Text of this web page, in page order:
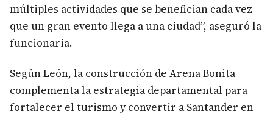
múltiples actividades que se benefician cada vez
que un gran evento llega a una ciudad”, aseguró la
funcionaria.
Según León, la construcción de Arena Bonita
complementa la estrategia departamental para
fortalecer el turismo y convertir a Santander en